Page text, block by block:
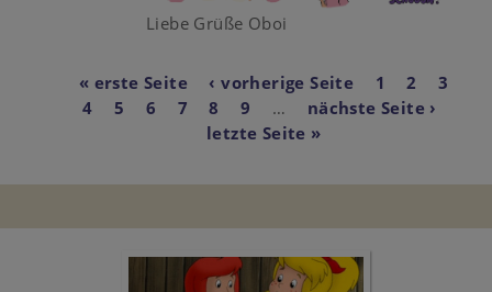
Liebe Grüße Oboi
First
page
« erste Seite
Vorherige
Seite
‹ vorherige Seite Page
1 Page
2 3
4
Page
5 Page
6 Page
7 Page
8 Page
9 …
Nächste
Seite
nächste Seite ›
letzte Seite »